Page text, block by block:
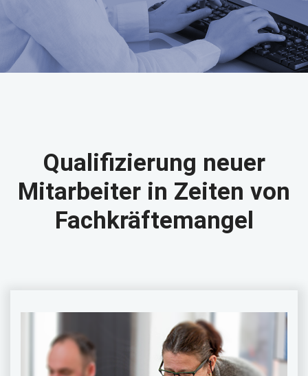
Qualifizierung neuer
Mitarbeiter in Zeiten von
Fachkräftemangel